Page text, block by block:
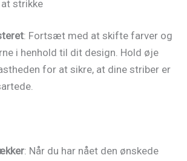
strikke
: Fortsæt med at skifte farver og
i henhold til dit design. Hold øje
for at sikre, at dine striber er
: Når du har nået den ønskede